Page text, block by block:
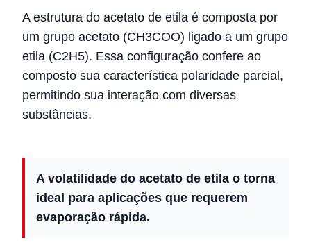
A estrutura do acetato de etila é composta por
um grupo acetato (CH3COO) ligado a um grupo
etila (C2H5). Essa configuração confere ao
composto sua característica polaridade parcial,
permitindo sua interação com diversas
substâncias.
A volatilidade do acetato de etila o torna
ideal para aplicações que requerem
evaporação rápida.